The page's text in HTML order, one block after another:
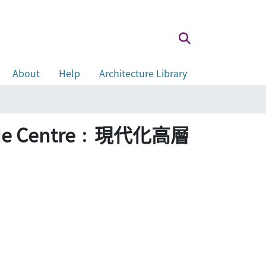
About Help
Architecture Library
Centre﹕現代化高層